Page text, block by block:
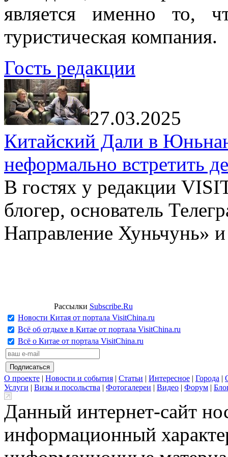
является именно то,
туристическая компания.
Гость редакции
27.03.2025
Китайский Дали в
неформально встретить
В гостях у редакции
блогер, основатель
Направление Хуньчунь»
Рассылки Subscribe.Ru
Новости Китая от портала VisitChina.ru
Всё об отдыхе в Китае от портала VisitChina.ru
Всё о Китае от портала VisitChina.ru
О проекте | Новости и события | Статьи | Интересное | Города |
Услуги | Визы и посольства | Фотогалереи | Видео | Форум |
Данный интернет-сайт
информационный